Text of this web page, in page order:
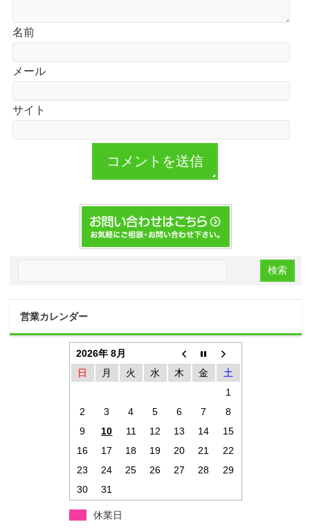
名前
メール
サイト
営業カレンダー
2026年 8月
日
月 火 水 木 金
土
1
2
3 4 5 6 7
8
9
10 11 12 13 14
15
16
17 18 19 20 21
22
23
24 25 26 27 28
29
30
31
休業日